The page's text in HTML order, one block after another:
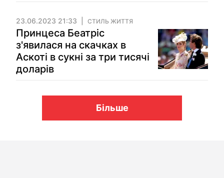
23.06.2023 21:33 СТИЛЬ ЖИТТЯ
Принцеса Беатріс
з'явилася на скачках в
Аскоті в сукні за три тисячі
доларів
Більше